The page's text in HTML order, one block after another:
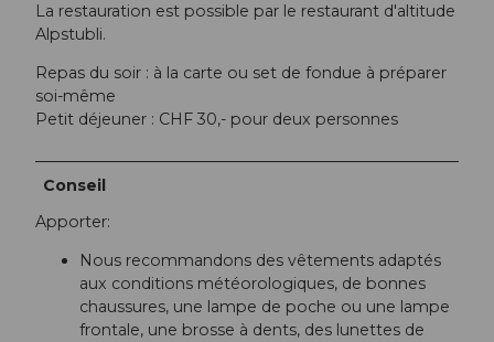
La restauration est possible par le restaurant d'altitude
Alpstubli.
Repas du soir : à la carte ou set de fondue à préparer
soi-même
Petit déjeuner : CHF 30,- pour deux personnes
Conseil
Apporter:
Nous recommandons des vêtements adaptés
aux conditions météorologiques, de bonnes
chaussures, une lampe de poche ou une lampe
frontale, une brosse à dents, des lunettes de